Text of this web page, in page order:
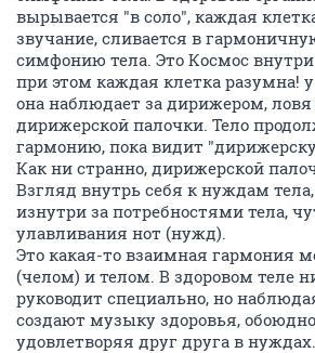
вырывается "в соло", каждая
звучание, сливается в
симфонию тела. Это Космос внутри
при этом каждая клетка разумна! у
она наблюдает за дирижером,
дирижерской палочки. Тело
гармонию, пока видит
Как ни странно, дирижерской
Взгляд внутрь себя к нуждам
изнутри за потребностями тела,
улавливания нот (нужд).
Это какая-то взаимная гармония
(челом) и телом. В здоровом теле
руководит специально, но
создают музыку здоровья,
удовлетворяя друг друга в нуждах.